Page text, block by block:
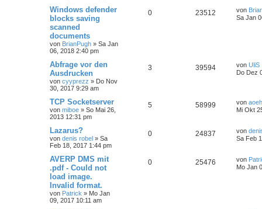
Windows defender
blocks saving
scanned
documents
von BrianPugh » Sa Jan
06, 2018 2:40 pm
0 23512 von
Sa Jan
Abfrage vor den
Ausdrucken
von cyyprezz » Do Nov
30, 2017 9:29 am
3 39594 von UliS
Do Dez
TCP Socketserver
von miboe » So Mai 26,
2013 12:31 pm
5 58999 von
Mi Okt
Lazarus?
von denis robel » Sa
Feb 18, 2017 1:44 pm
0 24837 von
Sa Feb
AVERP DMS mit
.pdf - Could not
load image.
Invalid format.
von Patrick » Mo Jan
09, 2017 10:11 am
0 25476 von
Mo Jan